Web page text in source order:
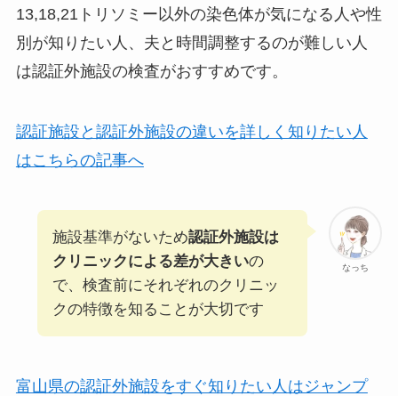
13,18,21トリソミー以外の染色体が気になる人や性
別が知りたい人、夫と時間調整するのが難しい人
は認証外施設の検査がおすすめです。
認証施設と認証外施設の違いを詳しく知りたい人
はこちらの記事へ
なっち
施設基準がないため認証外施設は
クリニックによる差が大きいの
で、検査前にそれぞれのクリニッ
クの特徴を知ることが大切です
富山県の認証外施設をすぐ知りたい人はジャンプ